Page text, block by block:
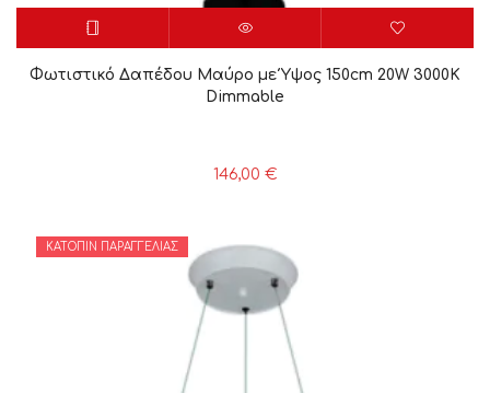
Φωτιστικό Δαπέδου Μαύρο με Ύψος 150cm 20W 3000K
Dimmable
146,00 €
ΚΑΤΌΠΙΝ ΠΑΡΑΓΓΕΛΊΑΣ